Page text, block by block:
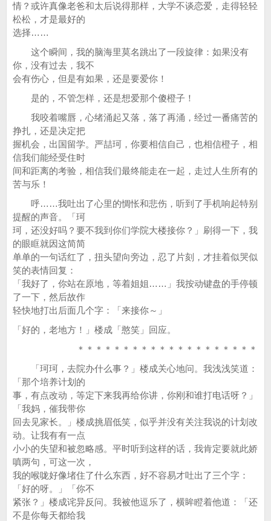
情？或许真像老爸和太后说得那样，大学不谈恋爱，走得轻轻
松松，才是最好的
选择……
这个瞬间，我的脑海里莫名跳出了一段旋律：如果没有
你，没有过去，我不
会有伤心，但是有如果，还是要爱你！
是的，不管怎样，还是想爱那个傻橙子！
我咬着嘴唇，心绪涌起又落，落了再涌，经过一番痛苦的
挣扎，还是决定把
握机会，出国留学。严喆珂，你要相信自己，也相信橙子，相
信我们能经受住时
间和距离的考验，相信我们最终能走在一起，走过人生所有的
苦与乐！
呼……我吐出了心里的惆怅和悲伤，听到了手机响起特别
提醒的声音。「珂
珂，还没好吗？要不我到你们学院大楼接你？」刷得一下，我
的眼眶就因这简简
单单的一句话红了，扭头望向旁边，忍了片刻，才挂着似哭似
笑的表情回复：
「我好了，你站在原地，等着姐姐……」我按动键盘的手停顿
了一下，然后故作
轻快地打出后面几个字：「来接你～」
「好的，老地方！」楼成「憨笑」回应。
＊＊＊＊＊＊＊＊＊＊＊＊＊＊＊＊＊＊＊＊
「珂珂，去院办什么事？」楼成关心地问。我浅浅笑道：
「那个培养计划的
事，有点改动，等定下来我再给你讲，你刚和谁打电话呀？」
「我妈，催我带你
回去见家长。」楼成挑眉低笑，似乎并没有关注我说的计划改
动。让我有有一点
小小的失望和被忽略感。平时听到这样的话，我肯定要就此娇
嗔两句，可这一次，
我的喉咙好像堵住了什么东西，好不容易才吐出了三个字：
「好的呀。」「你不
紧张？」楼成诧异反问。我被他逗乐了，横眸瞪着他道：「还
不是你每天都给我